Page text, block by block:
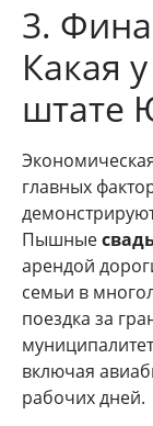
3.
Какая
штате
главных
Пышные
арендой
семьи в
поездка за
включая
рабочих дней.